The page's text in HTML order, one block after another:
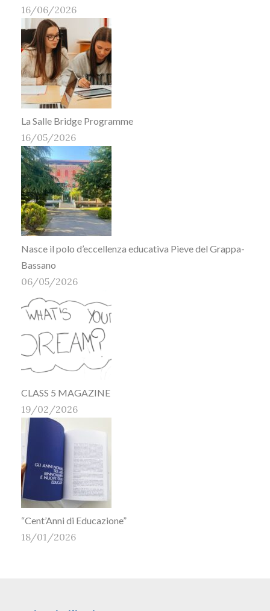
16/06/2026
La Salle Bridge Programme
16/05/2026
Nasce il polo d’eccellenza educativa Pieve del Grappa-
Bassano
06/05/2026
CLASS 5 MAGAZINE
19/02/2026
“Cent’Anni di Educazione”
18/01/2026